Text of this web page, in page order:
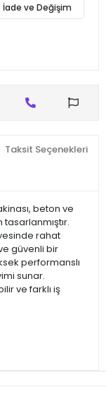
İade ve Değişim
Taksit Seçenekleri
beton ve
rahat
güvenli bir
performanslı
sunar.
ve farklı iş